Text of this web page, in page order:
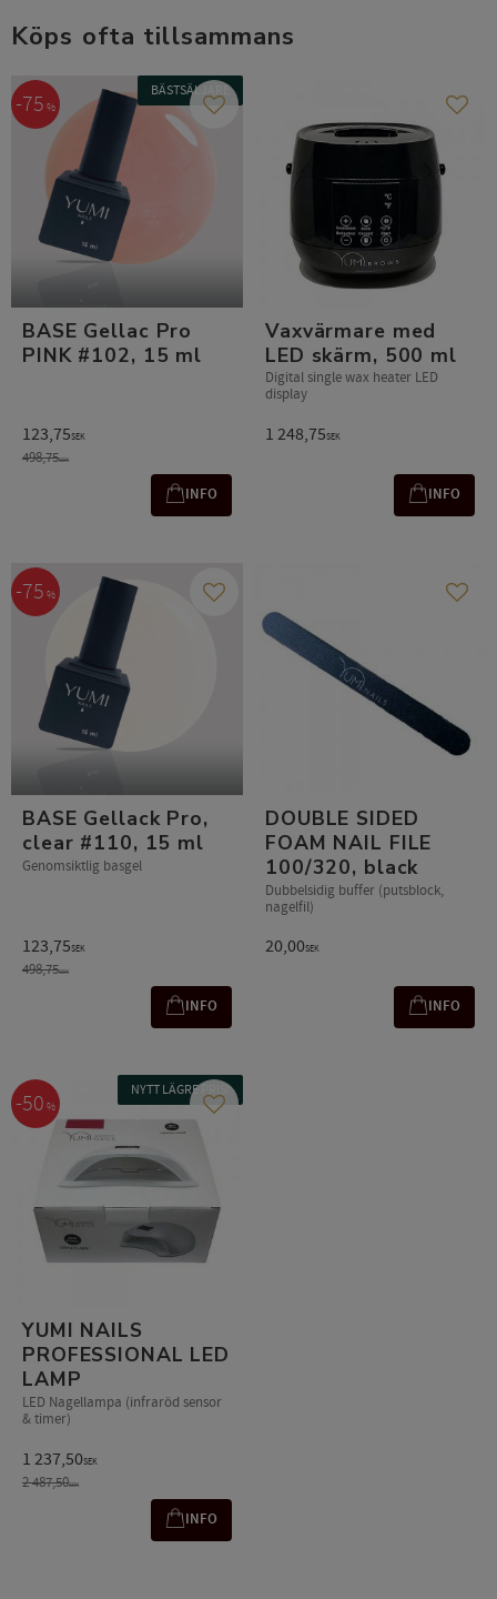
Köps ofta tillsammans
BASE Gellac Pro
PINK #102, 15 ml
123,75SEK
498,75SEK
75 %
BÄSTSÄLJARE
Lägg till i favoriter
INFO
Vaxvärmare med
LED skärm, 500 ml
Digital single wax heater LED
display
1 248,75SEK
INFO
BASE Gellack Pro,
clear #110, 15 ml
Genomsiktlig basgel
123,75SEK
498,75SEK
75 % Lägg till i favoriter
INFO
DOUBLE SIDED
FOAM NAIL FILE
100/320, black
Dubbelsidig buffer (putsblock,
nagelfil)
20,00SEK
INFO
YUMI NAILS
PROFESSIONAL LED
LAMP
LED Nagellampa (infraröd sensor
& timer)
1 237,50SEK
2 487,50SEK
50 %
NYTT LÄGRE PRIS!
Lägg till i favoriter
INFO